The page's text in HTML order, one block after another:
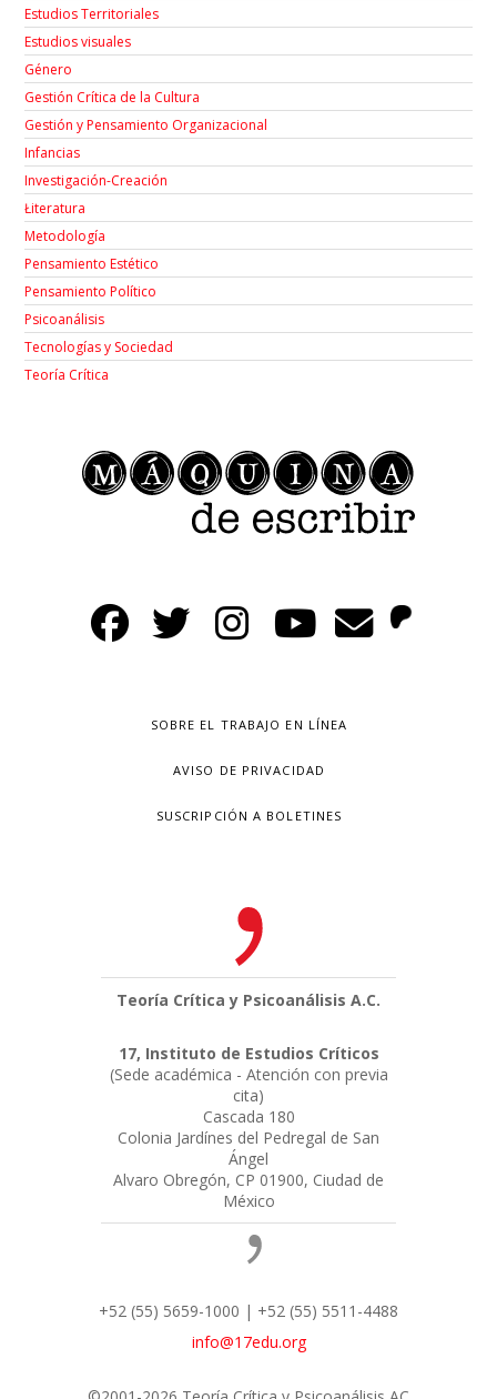
Estudios Territoriales
Estudios visuales
Género
Gestión Crítica de la Cultura
Gestión y Pensamiento Organizacional
Infancias
Investigación-Creación
Łiteratura
Metodología
Pensamiento Estético
Pensamiento Político
Psicoanálisis
Tecnologías y Sociedad
Teoría Crítica
SOBRE EL TRABAJO EN LÍNEA
AVISO DE PRIVACIDAD
SUSCRIPCIÓN A BOLETINES
Teoría Crítica y Psicoanálisis A.C.
17, Instituto de Estudios Críticos
(Sede académica - Atención con previa
cita)
Cascada 180
Colonia Jardínes del Pedregal de San
Ángel
Alvaro Obregón, CP 01900, Ciudad de
México
+52 (55) 5659-1000 | +52 (55) 5511-4488
info@17edu.org